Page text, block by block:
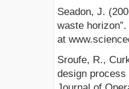
Seadon, J.
waste
at
Sroufe, R.,
design process